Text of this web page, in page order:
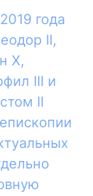
года
II,
X,
III и
II